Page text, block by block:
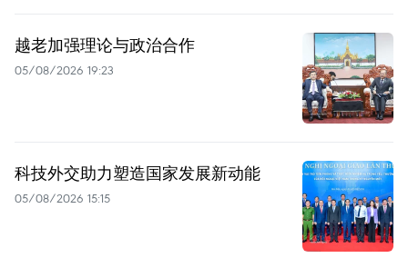
越老加强理论与政治合作
05/08/2026 19:23
科技外交助力塑造国家发展新动能
05/08/2026 15:15